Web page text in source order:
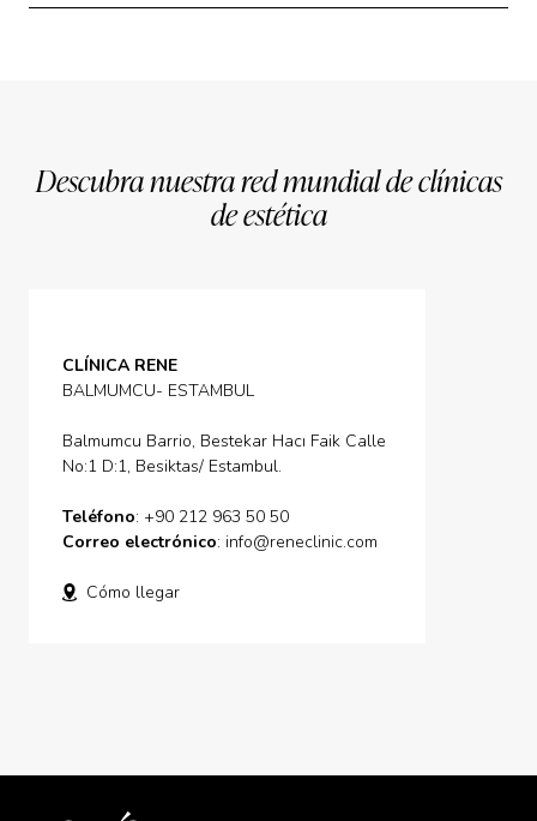
Descubra nuestra red mundial de clínicas
de estética
CLÍNICA RENE
BALMUMCU- ESTAMBUL
Balmumcu Barrio, Bestekar Hacı Faik Calle
No:1 D:1, Besiktas/ Estambul.
Teléfono: +90 212 963 50 50
Correo electrónico: info@reneclinic.com
Cómo llegar